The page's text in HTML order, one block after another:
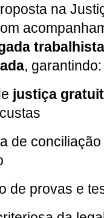
na
trabalhista
, garantindo:
justiça
de conciliação
de provas e